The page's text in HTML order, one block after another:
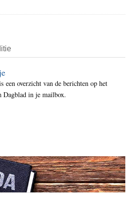
een overzicht van de berichten op het
Dagblad in je mailbox.